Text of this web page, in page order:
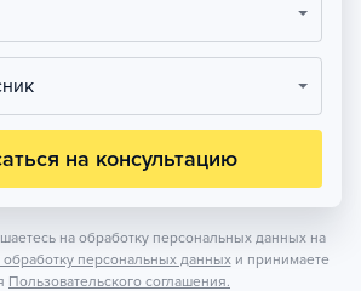
на консультацию
на обработку персональных данных на
обработку персональных данных и принимаете
Пользовательского соглашения.